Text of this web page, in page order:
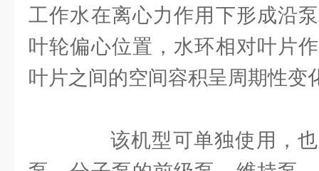
工作水在离心力作用下形成沿
叶轮偏心位置，水环相对叶片
叶片之间的空间容积呈周期性变
该机型可单独使用，也